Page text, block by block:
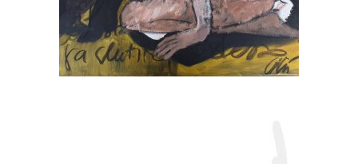
Elena Lucrezia Cornaro Piscopia
2022, In Evidenza, Olio Su Tela